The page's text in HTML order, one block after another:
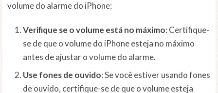
volume do alarme do iPhone:
Verifique se o volume está no máximo: Certifique-
se de que o volume do iPhone esteja no máximo
antes de ajustar o volume do alarme.
Use fones de ouvido: Se você estiver usando fones
de ouvido, certifique-se de que o volume esteja